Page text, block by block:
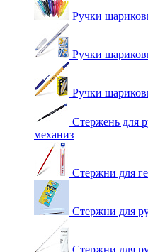
Ручки
Ручки
Ручки
Стержень для
механиз
Стержни для
Стержни для
Стержни для